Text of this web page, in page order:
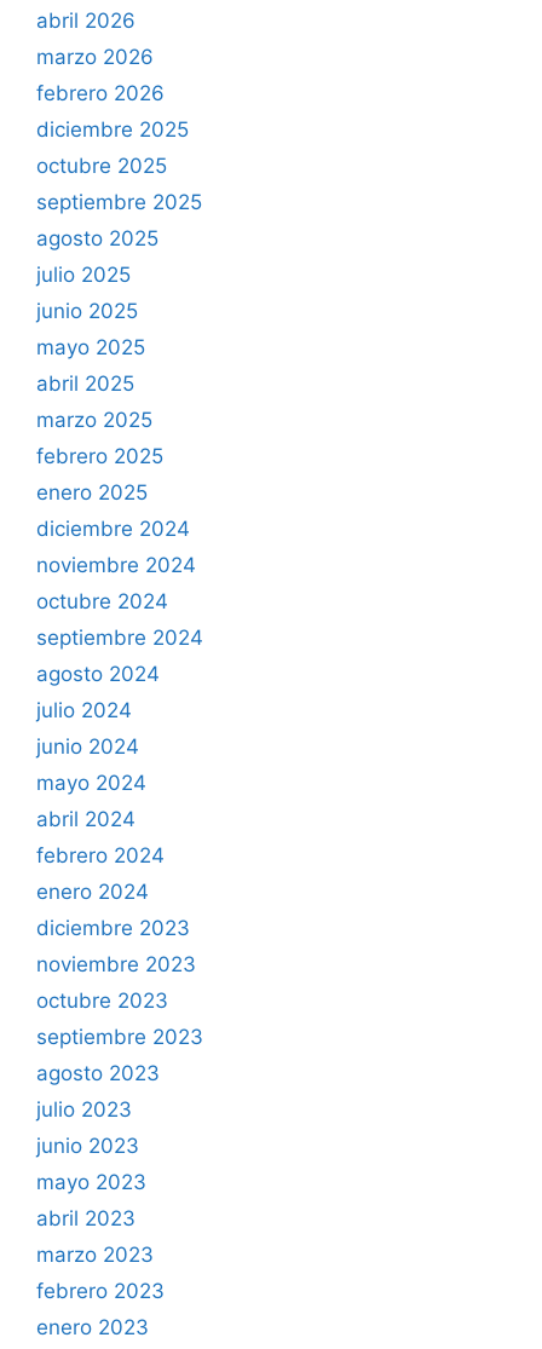
abril 2026
marzo 2026
febrero 2026
diciembre 2025
octubre 2025
septiembre 2025
agosto 2025
julio 2025
junio 2025
mayo 2025
abril 2025
marzo 2025
febrero 2025
enero 2025
diciembre 2024
noviembre 2024
octubre 2024
septiembre 2024
agosto 2024
julio 2024
junio 2024
mayo 2024
abril 2024
febrero 2024
enero 2024
diciembre 2023
noviembre 2023
octubre 2023
septiembre 2023
agosto 2023
julio 2023
junio 2023
mayo 2023
abril 2023
marzo 2023
febrero 2023
enero 2023